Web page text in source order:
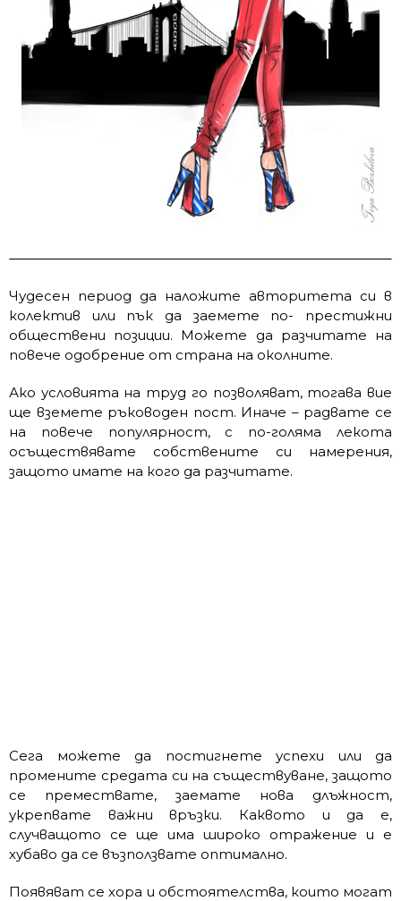
Чудесен период да наложите авторитета си в
колектив или пък да заемете по- престижни
обществени позиции. Можете да разчитате на
повече одобрение от страна на околните.
Ако условията на труд го позволяват, тогава вие
ще вземете ръководен пост. Иначе – радвате се
на повече популярност, с по-голяма лекота
осъществявате собствените си намерения,
защото имате на кого да разчитате.
Сега можете да постигнете успехи или да
промените средата си на съществуване, защото
се премествате, заемате нова длъжност,
укрепвате важни връзки. Каквото и да е,
случващото се ще има широко отражение и е
хубаво да се възползвате оптимално.
Появяват се хора и обстоятелства, които могат